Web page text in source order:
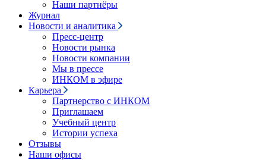
Наши партнёры
Журнал
Новости и аналитика
Пресс-центр
Новости рынка
Новости компании
Мы в прессе
ИНКОМ в эфире
Карьера
Партнерство с ИНКОМ
Приглашаем
Учебный центр
Истории успеха
Отзывы
Наши офисы